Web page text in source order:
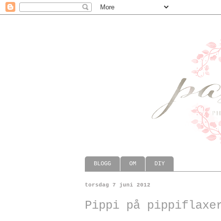
BLOGG OM DIY
torsdag 7 juni 2012
Pippi på